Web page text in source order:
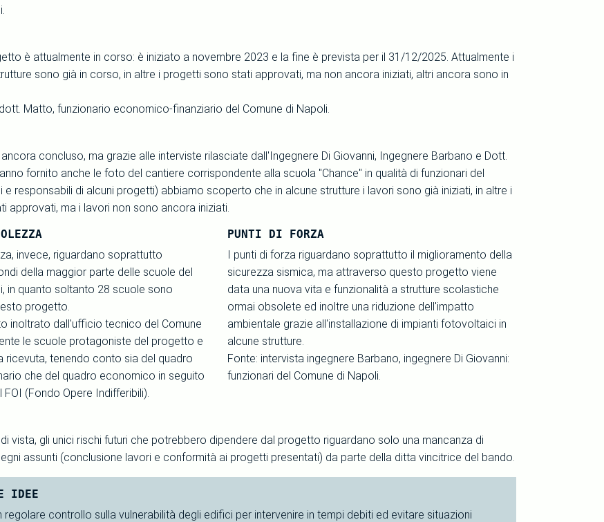
è attualmente in corso: è iniziato a novembre 2023 e la fine è prevista per il 31/12/2025. Attualmente i
sono già in corso, in altre i progetti sono stati approvati, ma non ancora iniziati, altri ancora sono in
Matto, funzionario economico-finanziario del Comune di Napoli.
concluso, ma grazie alle interviste rilasciate dall'Ingegnere Di Giovanni, Ingegnere Barbano e Dott.
fornito anche le foto del cantiere corrispondente alla scuola "Chance" in qualità di funzionari del
e responsabili di alcuni progetti) abbiamo scoperto che in alcune strutture i lavori sono già iniziati, in altre i
approvati, ma i lavori non sono ancora iniziati.
invece, riguardano soprattutto
della maggior parte delle scuole del
in quanto soltanto 28 scuole sono
progetto.
inoltrato dall'ufficio tecnico del Comune
le scuole protagoniste del progetto e
ricevuta, tenendo conto sia del quadro
che del quadro economico in seguito
(Fondo Opere Indifferibili).
PUNTI DI FORZA
I punti di forza riguardano soprattutto il miglioramento della
sicurezza sismica, ma attraverso questo progetto viene
data una nuova vita e funzionalità a strutture scolastiche
ormai obsolete ed inoltre una riduzione dell'impatto
ambientale grazie all'installazione di impianti fotovoltaici in
alcune strutture.
Fonte: intervista ingegnere Barbano, ingegnere Di Giovanni:
funzionari del Comune di Napoli.
vista, gli unici rischi futuri che potrebbero dipendere dal progetto riguardano solo una mancanza di
assunti (conclusione lavori e conformità ai progetti presentati) da parte della ditta vincitrice del bando.
IDEE
regolare controllo sulla vulnerabilità degli edifici per intervenire in tempi debiti ed evitare situazioni